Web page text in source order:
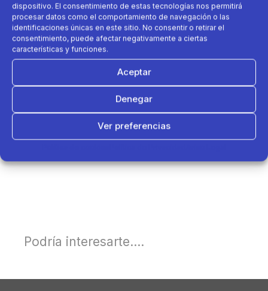
dispositivo. El consentimiento de estas tecnologías nos permitirá
procesar datos como el comportamiento de navegación o las
identificaciones únicas en este sitio. No consentir o retirar el
consentimiento, puede afectar negativamente a ciertas
características y funciones.
Aceptar
Denegar
Ver preferencias
Podría interesarte....